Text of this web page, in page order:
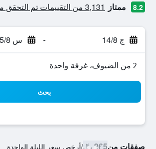
8.2 ممتاز 3,131 من التقييمات تم التحقق منها
ج 14/8 - س 15/8
2 من الضيوف، غرفة واحدة
بحث
صفقات من265 ﷼ /أرخص سعر الليلة الواحدة